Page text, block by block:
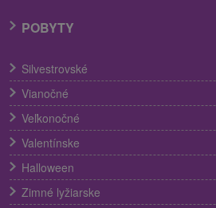
POBYTY
Silvestrovské
Vianočné
Veľkonočné
Valentínske
Halloween
Zimné lyžiarske